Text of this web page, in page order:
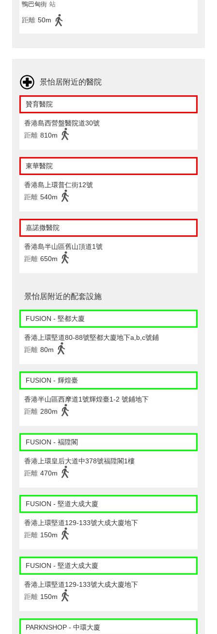
鴨巴甸街 站
距離 50m
景怡居附近的醫院
贊育醫院
香港島西營盤醫院道30號
距離 810m
東華醫院
香港島上環普仁街12號
距離 540m
嘉諾撒醫院
香港島半山區舊山頂道1號
距離 650m
景怡居附近的配套設施
FUSION - 堅都大廈
香港上環堅道80-88號堅都大廈地下a,b,c號鋪
距離 80m
FUSION - 輝煌臺
香港半山區西摩道1號輝煌臺1-2 號鋪地下
距離 280m
FUSION - 褔陞閣
香港上環皇后大道中378號福陞閣1樓
距離 470m
FUSION - 堅道大成大廈
香港上環堅道129-133號大成大廈地下
距離 150m
FUSION - 堅道大成大廈
香港上環堅道129-133號大成大廈地下
距離 150m
PARKNSHOP - 中環大廈